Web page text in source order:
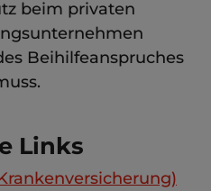
beim privaten
Beihilfeanspruches
Links